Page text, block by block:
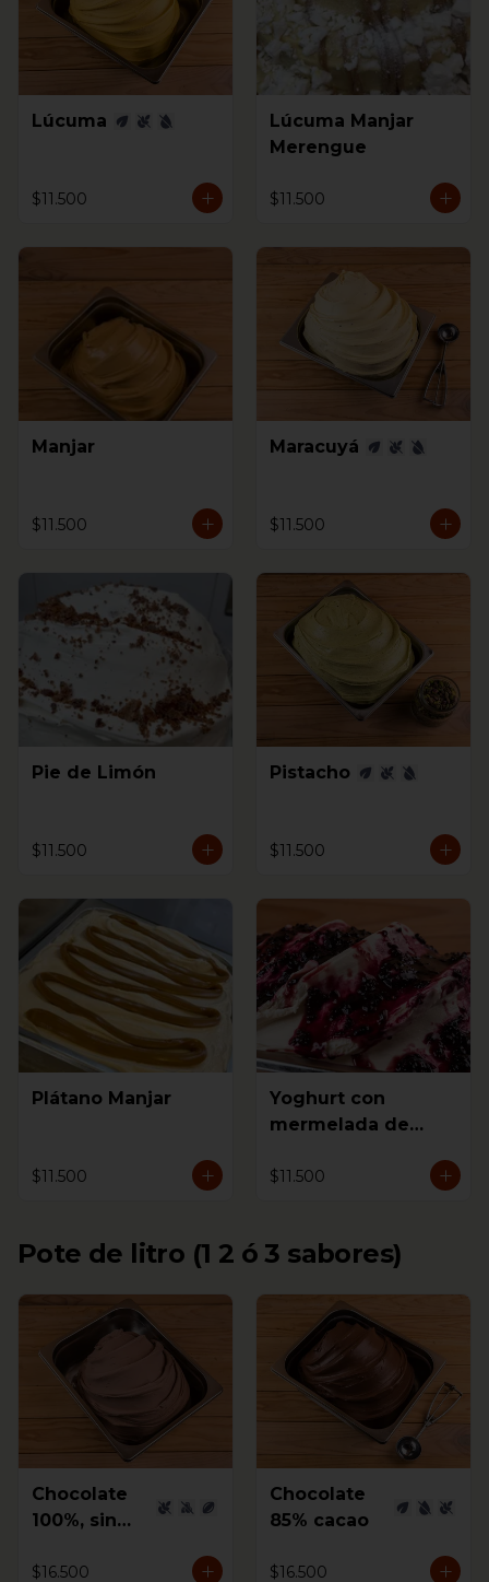
Lúcuma
$11.500
Lúcuma Manjar
Merengue
$11.500
Manjar
$11.500
Maracuyá
$11.500
Pie de Limón
$11.500
Pistacho
$11.500
Plátano Manjar
$11.500
Yoghurt con
mermelada de
$11.500
Pote de litro (1 2 ó 3 sabores)
Chocolate
100%, sin
$16.500
Chocolate
85% cacao
$16.500